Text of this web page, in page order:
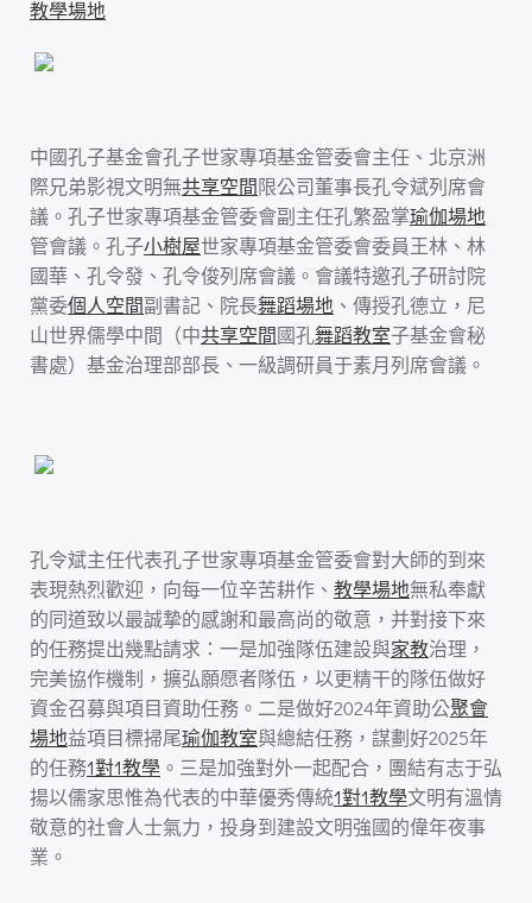
教學場地
中國孔子基金會孔子世家專項基金管委會主任、北京洲
際兄弟影視文明無共享空間限公司董事長孔令斌列席會
議。孔子世家專項基金管委會副主任孔繁盈掌瑜伽場地
管會議。孔子小樹屋世家專項基金管委會委員王林、林
國華、孔令發、孔令俊列席會議。會議特邀孔子研討院
黨委個人空間副書記、院長舞蹈場地 、傳授孔德立，尼
山世界儒學中間（中共享空間國孔舞蹈教室子基金會秘
書處）基金治理部部長、一級調研員于素月列席會議。
孔令斌主任代表孔子世家專項基金管委會對大師的到來
表現熱烈歡迎，向每一位辛苦耕作、 教學場地無私奉獻
的同道致以最誠摯的感謝和最高尚的敬意，并對接下來
的任務提出幾點請求：一是加強隊伍建設與家教治理，
完美協作機制，擴弘願愿者隊伍，以更精干的隊伍做好
資金召募與項目資助任務。二是做好2024年資助公聚會
場地益項目標掃尾瑜伽教室與總結任務，謀劃好2025年
的任務1對1教學 。三是加強對外一起配合，團結有志于弘
揚以儒家思惟為代表的中華優秀傳統1對1教學文明有溫情
敬意的社會人士氣力，投身到建設文明強國的偉年夜事
業。